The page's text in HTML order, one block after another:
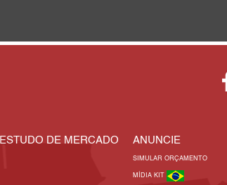
ESTUDO DE MERCADO ANUNCIE
SIMULAR ORÇAMENTO
MÍDIA KIT